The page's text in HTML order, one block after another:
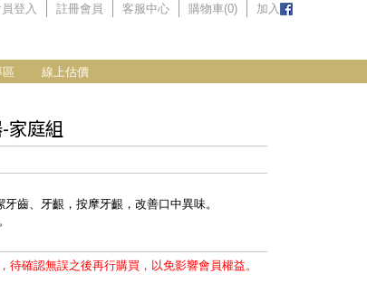
登入 註冊會員 客服中心 購物車(0) 加入
線上估價
家庭組
齒、牙齦，按摩牙齦，改善口中異味。
確認無誤之後再行購買，以免影響會員權益。